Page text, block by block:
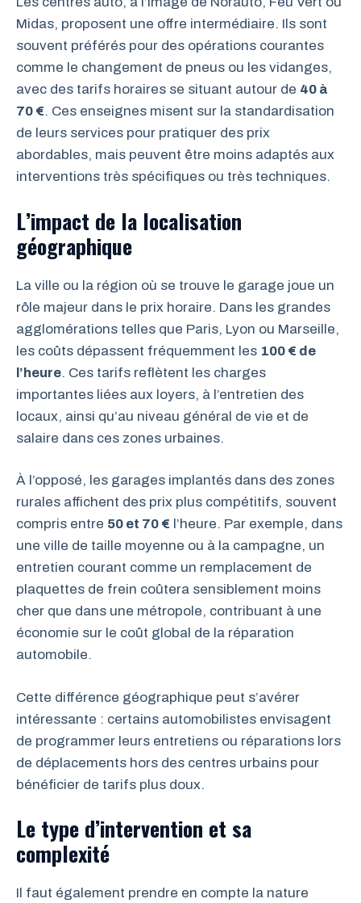
Midas, proposent une offre intermédiaire. Ils sont
souvent préférés pour des opérations courantes
comme le changement de pneus ou les vidanges,
avec des tarifs horaires se situant autour de 40 à
70 €. Ces enseignes misent sur la standardisation
de leurs services pour pratiquer des prix
abordables, mais peuvent être moins adaptés aux
interventions très spécifiques ou très techniques.
L’impact de la localisation
géographique
La ville ou la région où se trouve le garage joue un
rôle majeur dans le prix horaire. Dans les grandes
agglomérations telles que Paris, Lyon ou Marseille,
les coûts dépassent fréquemment les 100 € de
l’heure. Ces tarifs reflètent les charges
importantes liées aux loyers, à l’entretien des
locaux, ainsi qu’au niveau général de vie et de
salaire dans ces zones urbaines.
À l’opposé, les garages implantés dans des zones
rurales affichent des prix plus compétitifs, souvent
compris entre 50 et 70 € l’heure. Par exemple, dans
une ville de taille moyenne ou à la campagne, un
entretien courant comme un remplacement de
plaquettes de frein coûtera sensiblement moins
cher que dans une métropole, contribuant à une
économie sur le coût global de la réparation
automobile.
Cette différence géographique peut s’avérer
intéressante : certains automobilistes envisagent
de programmer leurs entretiens ou réparations lors
de déplacements hors des centres urbains pour
bénéficier de tarifs plus doux.
Le type d’intervention et sa
complexité
Il faut également prendre en compte la nature